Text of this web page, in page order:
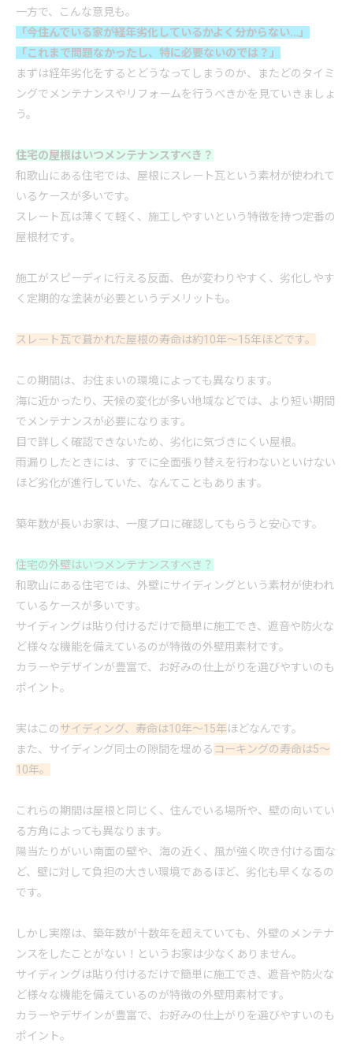
一方で、こんな意見も。
「今住んでいる家が経年劣化しているかよく分からない…」
「これまで問題なかったし、特に必要ないのでは？」
まずは経年劣化をするとどうなってしまうのか、またどのタイミ
ングでメンテナンスや リフォームを行うべきかを見ていきましょ
う。
住宅の屋根はいつメンテナンスすべき？
和歌山にある住宅では、屋根にスレート瓦という素材が使われて
いるケースが多いです。
スレート瓦は薄くて軽く、施工しやすいという特徴を持つ定番の
屋根材です。
施工がスピーディに行える反面、色が変わりやすく、劣化しやす
く定期的な塗装が必要というデメリットも。
スレート瓦で葺かれた屋根の寿命は約10年〜15年ほどです。
この期間は、お住まいの環境によっても異なります。
海に近かったり、天候の変化が多い地域などでは、より短い期間
でメンテナンスが必要になります。
目で詳しく確認できないため、劣化に気づきにくい屋根。
雨漏りしたときには、すでに全面張り替えを行わないといけない
ほど劣化が進行していた、なんてこともあります。
築年数が長いお家は、一度プロに確認してもらうと 安心です。
住宅の外壁はいつメンテナンスすべき？
和歌山にある住宅では、外壁にサイディングという素材が使われ
ているケースが多いです。
サイディングは貼り付けるだけで簡単に施工でき、遮音や防火な
ど様々な機能を備えているのが特徴の外壁用素材です。
カラーやデザインが豊富で、お好みの仕上がりを選びやすいのも
ポイント。
実はこのサイディング、寿命は10年〜15年ほどなんです。
また、サイディング同士の隙間を埋める コーキングの寿命は5〜
10年。
これらの期間は屋根と同じく、住んでいる場所や、壁の向いてい
る方角によっても異なります。
陽当たりがいい南面の壁や、海の近く、風が強く吹き付ける面な
ど、壁に対して負担の大きい環境であるほど、劣化も早くなるの
です。
しかし実際は、築年数が十数年を超えていても、外壁のメンテナ
ンスをしたことがない！というお家は少なくありません。
サイディングは貼り付けるだけで簡単に施工でき、遮音や防火な
ど様々な機能を備えているのが特徴の外壁用素材です。
カラーやデザインが豊富で、お好みの仕上がりを選びやすいのも
ポイント。